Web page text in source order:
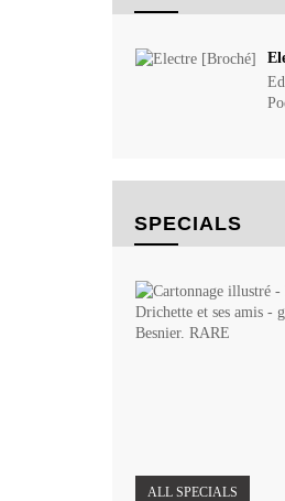
SPECIALS
ALL SPECIALS